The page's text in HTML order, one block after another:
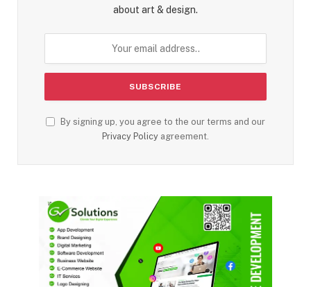
about art & design.
By signing up, you agree to the our terms and our
Privacy Policy agreement.